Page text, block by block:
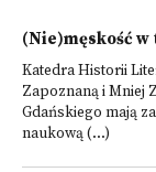
(Nie)męskość
Katedra Historii
Zapoznaną i Mniej
Gdańskiego mają
naukową (...)